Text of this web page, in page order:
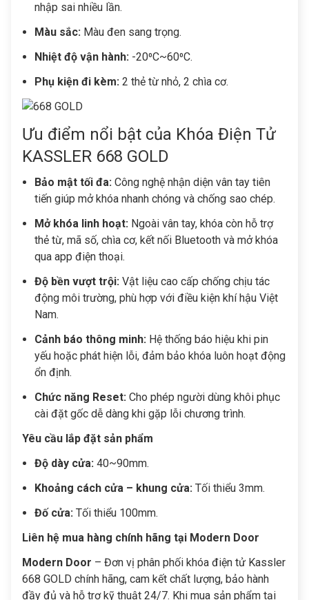
nhập sai nhiều lần.
Màu sắc: Màu đen sang trọng.
Nhiệt độ vận hành: -20⁰C~60⁰C.
Phụ kiện đi kèm: 2 thẻ từ nhỏ, 2 chìa cơ.
Ưu điểm nổi bật của Khóa Điện Tử
KASSLER 668 GOLD
Bảo mật tối đa: Công nghệ nhận diện vân tay tiên
tiến giúp mở khóa nhanh chóng và chống sao chép.
Mở khóa linh hoạt: Ngoài vân tay, khóa còn hỗ trợ
thẻ từ, mã số, chìa cơ, kết nối Bluetooth và mở khóa
qua app điện thoại.
Độ bền vượt trội: Vật liệu cao cấp chống chịu tác
động môi trường, phù hợp với điều kiện khí hậu Việt
Nam.
Cảnh báo thông minh: Hệ thống báo hiệu khi pin
yếu hoặc phát hiện lỗi, đảm bảo khóa luôn hoạt động
ổn định.
Chức năng Reset: Cho phép người dùng khôi phục
cài đặt gốc dễ dàng khi gặp lỗi chương trình.
Yêu cầu lắp đặt sản phẩm
Độ dày cửa: 40~90mm.
Khoảng cách cửa – khung cửa: Tối thiểu 3mm.
Đố cửa: Tối thiểu 100mm.
Liên hệ mua hàng chính hãng tại Modern Door
Modern Door – Đơn vị phân phối khóa điện tử Kassler
668 GOLD chính hãng, cam kết chất lượng, bảo hành
đầy đủ và hỗ trợ kỹ thuật 24/7. Khi mua sản phẩm tại